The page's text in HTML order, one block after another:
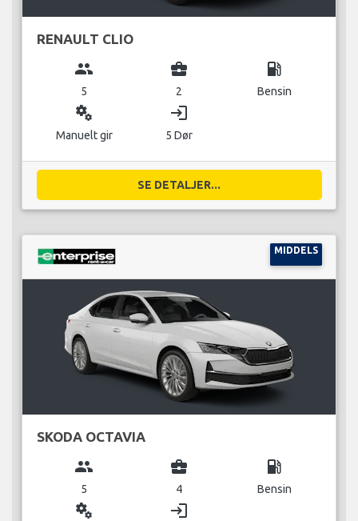
RENAULT CLIO
group
5
business_center
2
local_gas_station
Bensin
miscellaneous_services
Manuelt gir
login
5 Dør
SE DETALJER...
MIDDELS
SKODA OCTAVIA
group
5
business_center
4
local_gas_station
Bensin
miscellaneous_services login